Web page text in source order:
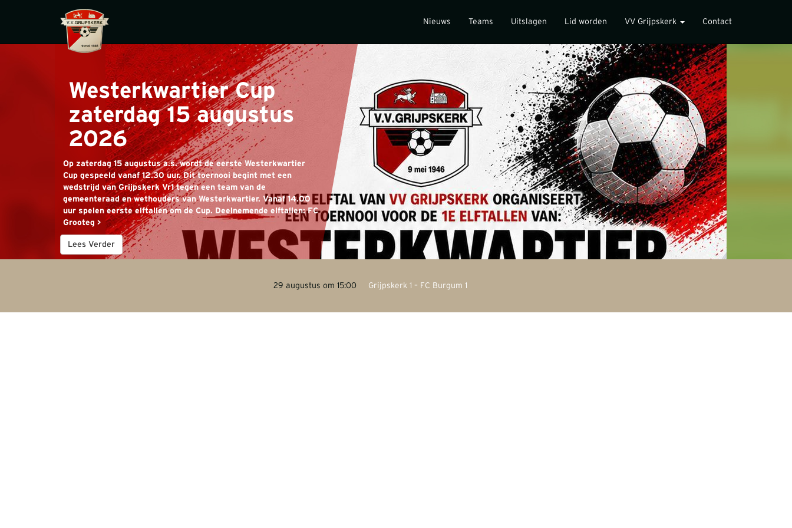
Nieuws Teams Uitslagen Lid worden VV Grijpskerk Contact
Westerkwartier Cup
zaterdag 15 augustus
2026
Op zaterdag 15 augustus a.s. wordt de eerste Westerkwartier
Cup gespeeld vanaf 12.30 uur. Dit toernooi begint met een
wedstrijd van Grijpskerk Vr1 tegen een team van de
gemeenteraad en wethouders van Westerkwartier. Vanaf 14.00
uur spelen eerste elftallen om de Cup. Deelnemende elftallen: FC
Grooteg >
Lees Verder
29 augustus om 15:00 Grijpskerk 1 – FC Burgum 1